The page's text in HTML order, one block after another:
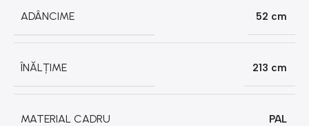
ADÂNCIME 52 cm
ÎNĂLȚIME 213 cm
MATERIAL CADRU PAL